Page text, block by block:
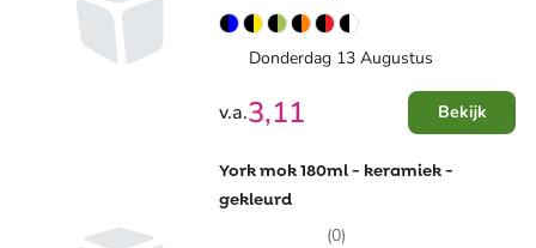
Donderdag 13 Augustus
v.a.3,11 Bekijk
York mok 180ml - keramiek -
gekleurd
(0)